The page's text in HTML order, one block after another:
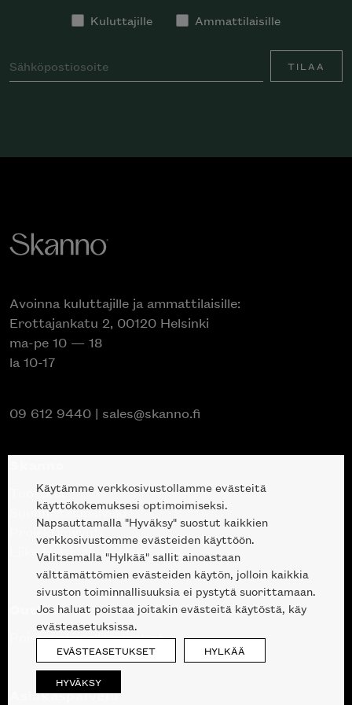
Kuluttajille Ammattilaisille
TILAA
Avoinna kuluttajille ja ammattilaisille:
Erottajankatu 2, 00120 Helsinki
ma-pe 10 — 18
la 10-17
09 612 9440 | sales@skanno.fi
Tuotteet
Suunnittelupalvelu
Projektimyynti
Liike Helsingin keskustassa
Outlet
Poistuvat mallikappaleet
Asiakaspalvelu
Käytämme verkkosivustollamme evästeitä
käyttökokemuksesi optimoimiseksi.
Napsauttamalla "Hyväksy" suostut kaikkien
verkkosivustomme evästeiden käyttöön.
Valitsemalla "Hylkää" sallit ainoastaan
välttämättömien evästeiden käytön, jolloin kaikkia
sivuston toiminnallisuuksia ei pystytä suorittamaan.
Jos haluat poistaa joitakin evästeitä käytöstä, käy
evästeasetuksissa.
EVÄSTEASETUKSET HYLKÄÄ
HYVÄKSY